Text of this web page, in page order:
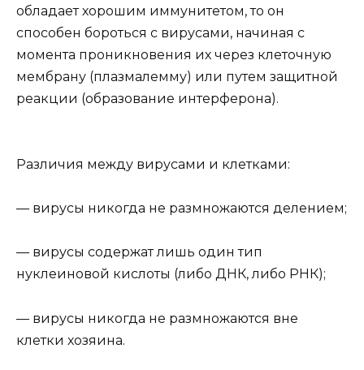
обладает хорошим иммунитетом, то он
способен бороться с вирусами, начиная с
момента проникновения их через клеточную
мембрану (плазмалемму) или путем защитной
реакции (образование интерферона).
Различия между вирусами и клетками:
— вирусы никогда не размножаются делением;
— вирусы содержат лишь один тип
нуклеиновой кислоты (либо ДНК, либо РНК);
— вирусы никогда не размножаются вне
клетки хозяина.